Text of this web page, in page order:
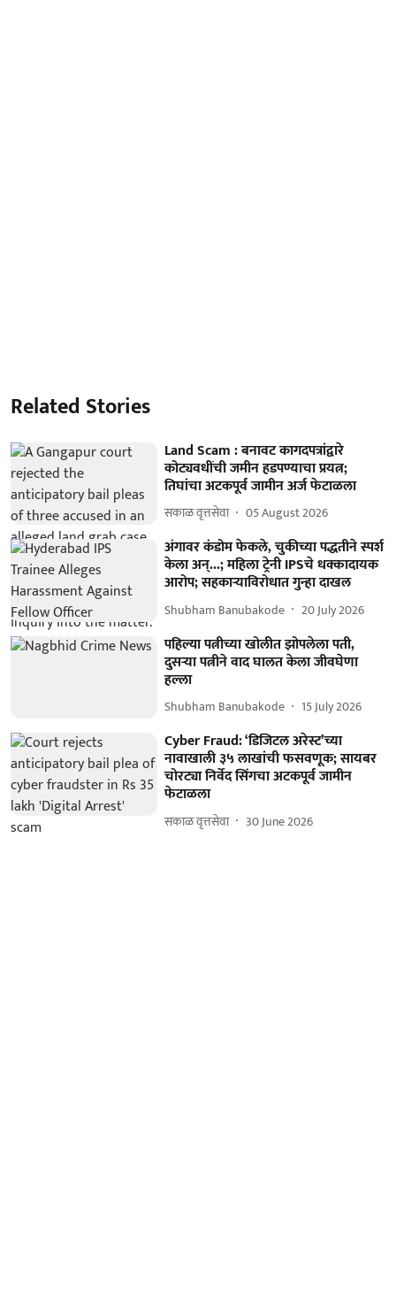
Related Stories
Land Scam : बनावट कागदपत्रांद्वारे
कोट्यवधींची जमीन हडपण्याचा प्रयत्न;
तिघांचा अटकपूर्व जामीन अर्ज फेटाळला
सकाळ वृत्तसेवा 05 August 2026
अंगावर कंडोम फेकले, चुकीच्या पद्धतीने स्पर्श
केला अन्...; महिला ट्रेनी IPSचे धक्कादायक
आरोप; सहकाऱ्याविरोधात गुन्हा दाखल
Shubham Banubakode 20 July 2026
पहिल्या पत्नीच्या खोलीत झोपलेला पती,
दुसऱ्या पत्नीने वाद घालत केला जीवघेणा
हल्ला
Shubham Banubakode 15 July 2026
Cyber Fraud: ‘डिजिटल अरेस्ट’च्या
नावाखाली ३५ लाखांची फसवणूक; सायबर
चोरट्या निर्वेद सिंगचा अटकपूर्व जामीन
फेटाळला
सकाळ वृत्तसेवा 30 June 2026